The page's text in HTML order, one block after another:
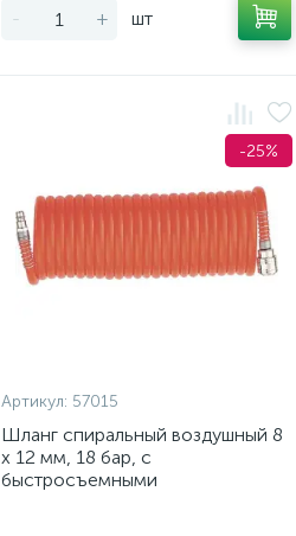
- + шт
-25%
Артикул: 57015
Шланг спиральный воздушный 8
х 12 мм, 18 бар, с
быстросъемными